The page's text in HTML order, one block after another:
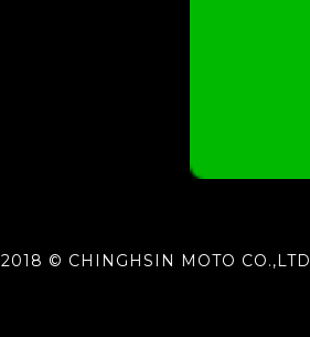
2018 © CHINGHSIN MOTO CO.,LTD